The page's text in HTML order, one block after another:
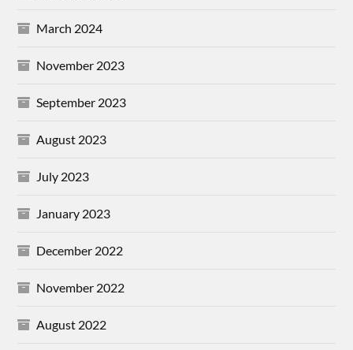
March 2024
November 2023
September 2023
August 2023
July 2023
January 2023
December 2022
November 2022
August 2022